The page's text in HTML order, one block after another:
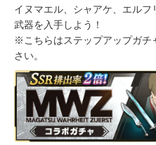
イヌマエル、シャアケ、エル
武器を入手しよう！
※こちらはステップアップガチ
さい。